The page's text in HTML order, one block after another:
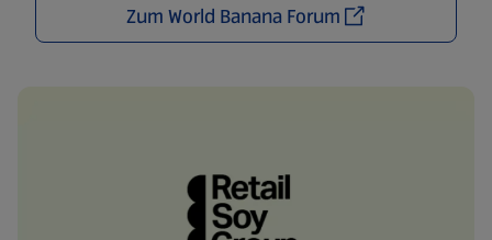
Zum World Banana Forum